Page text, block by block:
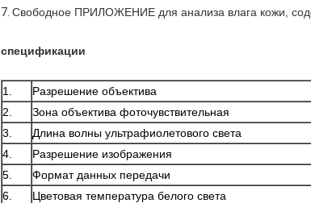
7. Свободное ПРИЛОЖЕНИЕ для анализа влага кожи,
спецификации
1. Разрешение объектива
2.
Зона объектива фоточувствительная
3.
Длина волны ультрафиолетового света
4.
Разрешение изображения
5.
Формат данных передачи
6.
Цветовая температура белого света